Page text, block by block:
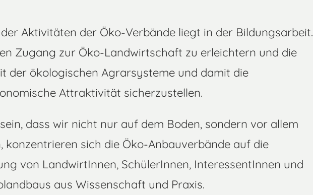
Aktivitäten der Öko-Verbände liegt in der Bildungsarbeit.
Zugang zur Öko-Landwirtschaft zu erleichtern und die
der ökologischen Agrarsysteme und damit die
Attraktivität sicherzustellen.
dass wir nicht nur auf dem Boden, sondern vor allem
konzentrieren sich die Öko-Anbauverbände auf die
von LandwirtInnen, SchülerInnen, InteressentInnen und
aus Wissenschaft und Praxis.